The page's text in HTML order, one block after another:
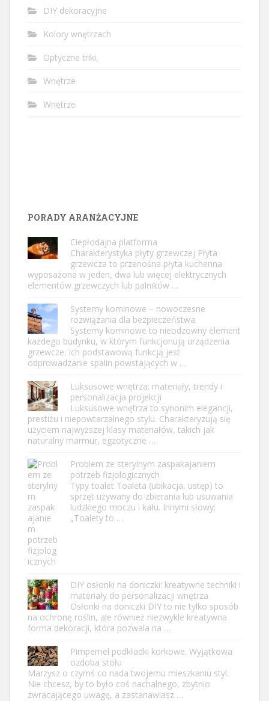
DIY dekoracyjne
Kolory wnętrzach
Optyczne triki,
Wnętrze
Wnętrze
PORADY ARANŻACYJNE
Ciepłodajna platforma
Charakterystyka płyty grzewczej Płyta
grzewcza to przenośna płyta kuchenna
wyposażona w jeden, dwa lub więcej elektrycznych
elementów grzewczych lub palników …
Systemy kominowe – nowoczesne
rozwiązania dla bezpieczeństwa
Systemy kominowe to nieodzowny element
każdego budynku, w którym funkcjonują urządzenia
grzewcze. Ich podstawową funkcją jest
odprowadzanie spalin powstających w …
Luksusowe wnętrza: materiały, trendy i
personalizacja projekcji
Luksusowe wnętrza to synonim elegancji,
prestiżu i niepowtarzalnego stylu. Charakteryzują się
użyciem najwyższej klasy materiałów, takich jak
naturalny marmur, egzotyczne …
Problem ze sterylnym zaspakajaniem
potrzeb fizjologicznych
Typy toalet Toaleta (ubikacja, ustęp) to
sprzęt używany do zbierania lub usuwania
ludzkiego moczu i kału. Innymi słowy:
„Toalety to …
DIY osłonki na doniczki: kreatywne techniki i
materiały do personalizacji wnętrza
Osłonki na doniczki DIY to nie tylko sposób
na ochronę roślin, ale również niezwykle kreatywna
forma dekoracji, która pozwala na …
Pimpernel podkładki korkowe. Wyjątkowa
ozdoba stołu
Marzysz o czymś co nada twojemu mieszkaniu styl.
Nie chcesz, by to było coś nachalnego, zbytnio
zwracającego uwagę, a zastanawiasz …